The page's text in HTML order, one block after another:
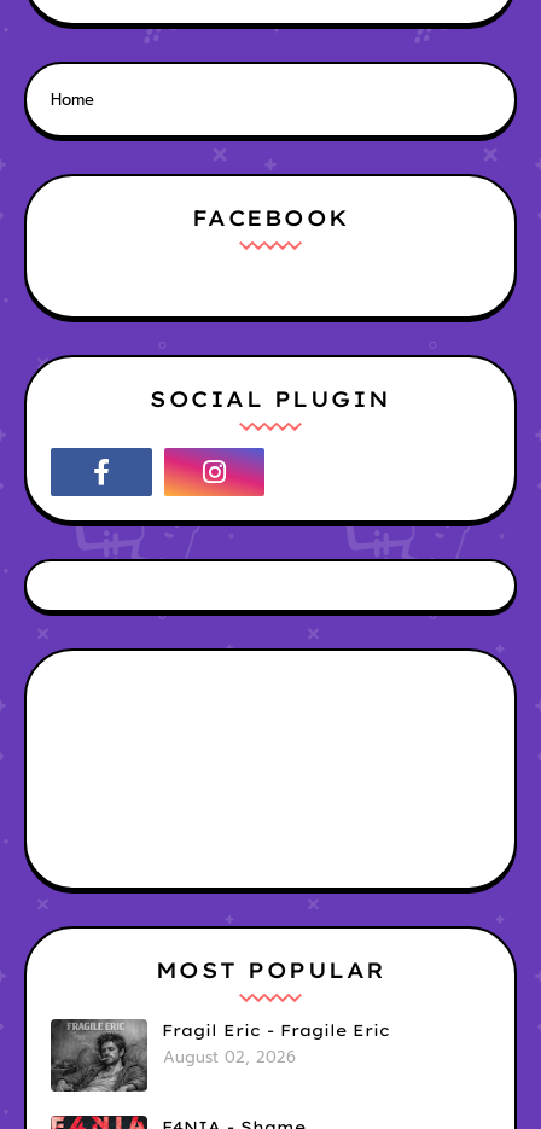
Home
FACEBOOK
SOCIAL PLUGIN
MOST POPULAR
Fragil Eric - Fragile Eric
August 02, 2026